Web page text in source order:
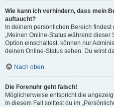
Wie kann ich verhindern, dass mein
auftaucht?
In deinem persönlichen Bereich
„Meinen Online-Status während dieser
Option einschaltest, können nur
deinen Online-Status sehen. Du wirst
Nach oben
Die Forenuhr geht falsch!
Möglicherweise entspricht die
In diesem Fall solltest du im